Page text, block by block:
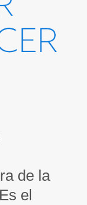
de la
Es el